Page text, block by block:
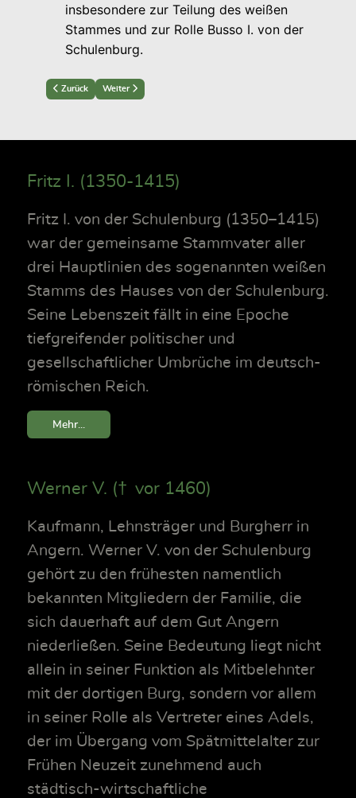
insbesondere zur Teilung des weißen
Stammes und zur Rolle Busso I. von der
Schulenburg.
Previous article: Bernhard VIII (1427–1469)
Zurück Next article: Matthias I (1405–1477)
Weiter
Fritz I. (1350-1415)
Fritz I. von der Schulenburg (1350–1415)
war der gemeinsame Stammvater aller
drei Hauptlinien des sogenannten weißen
Stamms des Hauses von der Schulenburg.
Seine Lebenszeit fällt in eine Epoche
tiefgreifender politischer und
gesellschaftlicher Umbrüche im deutsch-
römischen Reich.
Mehr...
Werner V. († vor 1460)
Kaufmann, Lehnsträger und Burgherr in
Angern. Werner V. von der Schulenburg
gehört zu den frühesten namentlich
bekannten Mitgliedern der Familie, die
sich dauerhaft auf dem Gut Angern
niederließen. Seine Bedeutung liegt nicht
allein in seiner Funktion als Mitbelehnter
mit der dortigen Burg, sondern vor allem
in seiner Rolle als Vertreter eines Adels,
der im Übergang vom Spätmittelalter zur
Frühen Neuzeit zunehmend auch
städtisch-wirtschaftliche